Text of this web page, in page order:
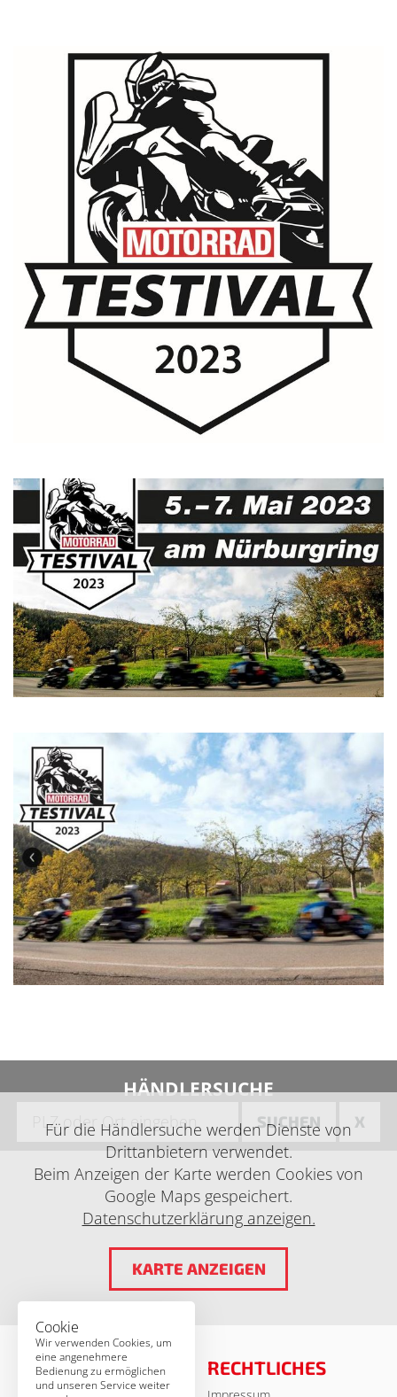
HÄNDLERSUCHE
SUCHEN X
Für die Händlersuche werden Dienste von
Drittanbietern verwendet.
Beim Anzeigen der Karte werden Cookies von
Google Maps gespeichert.
Datenschutzerklärung anzeigen.
KARTE ANZEIGEN
© MSA Germany 2026
RECHTLICHES
Cookie
Wir verwenden Cookies, um
eine angenehmere
Bedienung zu ermöglichen
und unseren Service weiter